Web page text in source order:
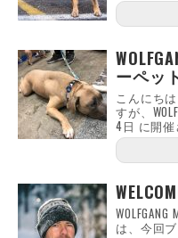
ーペッ
こんにち
すが、
4日 に開
は、今回